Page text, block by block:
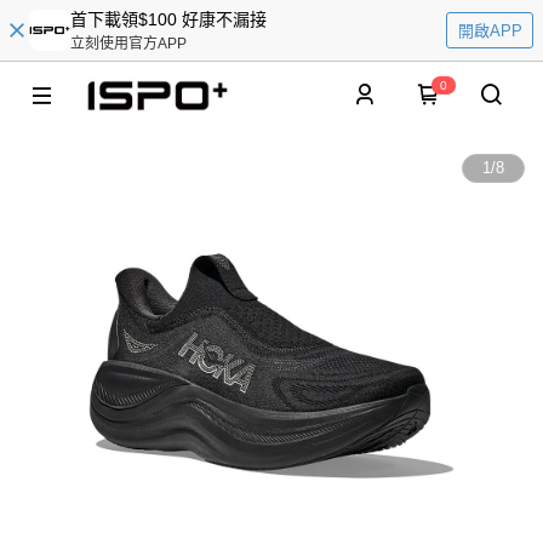
首下載領$100 好康不漏接
立刻使用官方APP
開啟APP
0
1/8